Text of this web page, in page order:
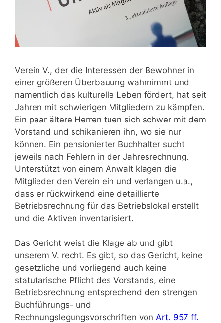
Verein V., der die Interessen der Bewohner in
einer größeren Überbauung wahrnimmt und
namentlich das kulturelle Leben fördert, hat seit
Jahren mit schwierigen Mitgliedern zu kämpfen.
Ein paar ältere Herren tuen sich schwer mit dem
Vorstand und schikanieren ihn, wo sie nur
können. Ein pensionierter Buchhalter sucht
jeweils nach Fehlern in der Jahresrechnung.
Unterstützt von einem Anwalt klagen die
Mitglieder den Verein ein und verlangen u.a.,
dass er rückwirkend eine detaillierte
Betriebsrechnung für das Betriebslokal erstellt
und die Aktiven inventarisiert.
Das Gericht weist die Klage ab und gibt
unserem V. recht. Es gibt, so das Gericht, keine
gesetzliche und vorliegend auch keine
statutarische Pflicht des Vorstands, eine
Betriebsrechnung entsprechend den strengen
Buchführungs- und
Rechnungslegungsvorschriften von Art. 957 ff.